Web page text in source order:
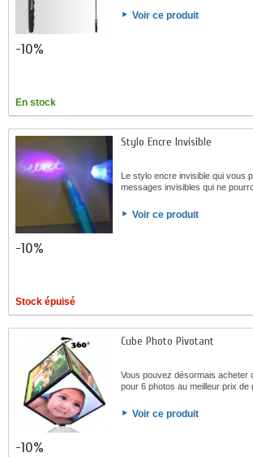
Voir ce produit
-10%
En stock
Stylo Encre Invisible
Le stylo encre invisible qui vous
messages invisibles qui ne
Voir ce produit
-10%
Stock épuisé
Cube Photo Pivotant
Vous pouvez désormais acheter
pour 6 photos au meilleur prix de
Voir ce produit
-10%